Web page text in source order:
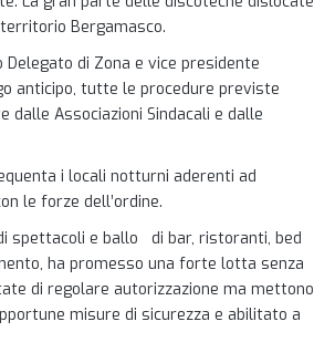
Bergamasco.
di Zona e vice presidente
anticipo, tutte le procedure previste
Associazioni Sindacali e dalle
i locali notturni aderenti ad
le forze dell’ordine.
spettacoli e ballo di bar, ristoranti, bed
ha promesso una forte lotta senza
di regolare autorizzazione ma mettono
misure di sicurezza e abilitato a